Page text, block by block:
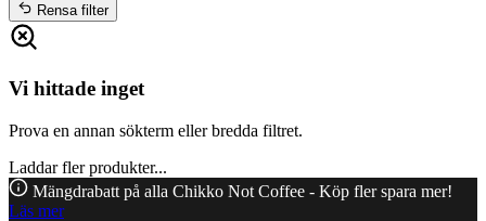
Rensa filter
Vi hittade inget
Prova en annan sökterm eller bredda filtret.
Laddar fler produkter...
Mängdrabatt på alla Chikko Not Coffee - Köp fler spara mer!
Läs mer